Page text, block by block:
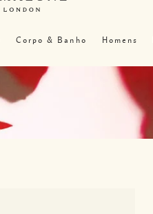
Corpo & Banho Homens